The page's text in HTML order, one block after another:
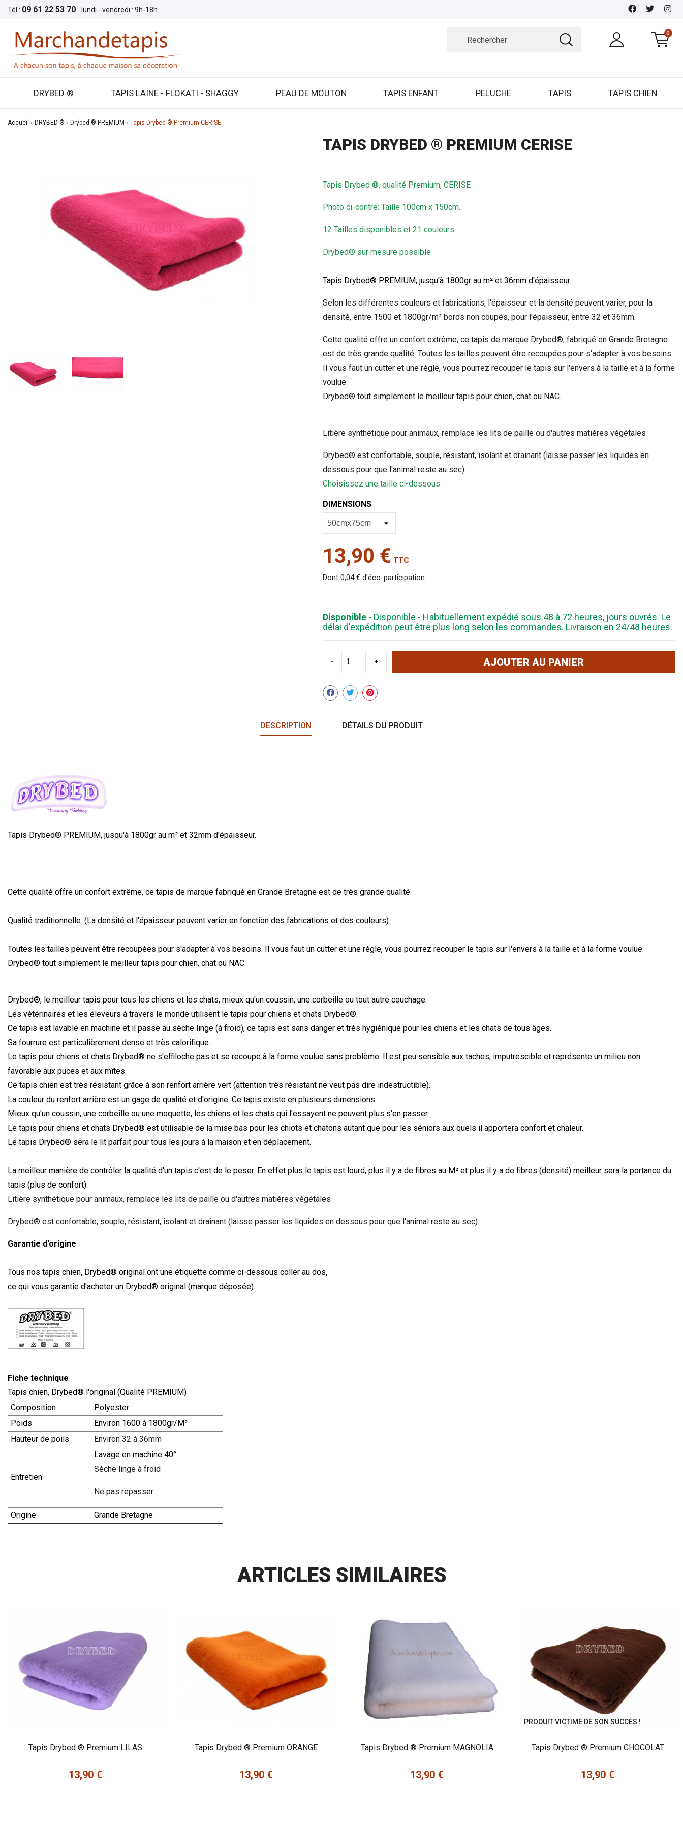
Tél : 09 61 22 53 70 - lundi - vendredi : 9h-18h
0
DRYBED ® TAPIS LAINE - FLOKATI - SHAGGY PEAU DE MOUTON TAPIS ENFANT PELUCHE TAPIS TAPIS CHIEN
Accueil DRYBED ® Drybed ® PREMIUM Tapis Drybed ® Premium CERISE
TAPIS DRYBED ® PREMIUM CERISE
Tapis Drybed ®, qualité Premium, CERISE
Photo ci-contre: Taille 100cm x 150cm.
12 Tailles disponibles et 21 couleurs.
Drybed® sur mesure possible
Tapis Drybed® PREMIUM, jusqu'à 1800gr au m² et 36mm d'épaisseur.
Selon les différentes couleurs et fabrications, l'épaisseur et la densité peuvent varier, pour la
densité, entre 1500 et 1800gr/m² bords non coupés, pour l'épaisseur, entre 32 et 36mm.
Cette qualité offre un confort extrême, ce tapis de marque Drybed®, fabriqué en Grande Bretagne
est de très grande qualité. Toutes les tailles peuvent être recoupées pour s'adapter à vos besoins.
Il vous faut un cutter et une règle, vous pourrez recouper le tapis sur l'envers à la taille et à la forme
voulue.
Drybed® tout simplement le meilleur tapis pour chien, chat ou NAC.
Litière synthétique pour animaux, remplace les lits de paille ou d'autres matières végétales
Drybed® est confortable, souple, résistant, isolant et drainant (laisse passer les liquides en
dessous pour que l'animal reste au sec).
Choisissez une taille ci-dessous
DIMENSIONS
13,90 € TTC
Dont 0,04 € d'éco-participation
Disponible - Disponible - Habituellement expédié sous 48 à 72 heures, jours ouvrés. Le
délai d'expédition peut être plus long selon les commandes. Livraison en 24/48 heures.
- + AJOUTER AU PANIER
Partager
DESCRIPTION DÉTAILS DU PRODUIT
Tapis Drybed® PREMIUM, jusqu'à 1800gr au m² et 32mm d'épaisseur.
Cette qualité offre un confort extrême, ce tapis de marque fabriqué en Grande Bretagne est de très grande qualité.
Qualité traditionnelle. (La densité et l'épaisseur peuvent varier en fonction des fabrications et des couleurs)
Toutes les tailles peuvent être recoupées pour s'adapter à vos besoins. Il vous faut un cutter et une règle, vous pourrez recouper le tapis sur l'envers à la taille et à la forme voulue.
Drybed® tout simplement le meilleur tapis pour chien, chat ou NAC.
Drybed®, le meilleur tapis pour tous les chiens et les chats, mieux qu'un coussin, une corbeille ou tout autre couchage.
Les vétérinaires et les éleveurs à travers le monde utilisent le tapis pour chiens et chats Drybed®.
Ce tapis est lavable en machine et il passe au sèche linge (à froid), ce tapis est sans danger et très hygiénique pour les chiens et les chats de tous âges.
Sa fourrure est particulièrement dense et très calorifique.
Le tapis pour chiens et chats Drybed® ne s'effiloche pas et se recoupe à la forme voulue sans problème. Il est peu sensible aux taches, imputrescible et représente un milieu non
favorable aux puces et aux mîtes.
Ce tapis chien est très résistant grâce à son renfort arrière vert (attention très résistant ne veut pas dire indestructible).
La couleur du renfort arrière est un gage de qualité et d'origine. Ce tapis existe en plusieurs dimensions.
Mieux qu'un coussin, une corbeille ou une moquette, les chiens et les chats qui l'essayent ne peuvent plus s'en passer.
Le tapis pour chiens et chats Drybed® est utilisable de la mise bas pour les chiots et chatons autant que pour les séniors aux quels il apportera confort et chaleur.
Le tapis Drybed® sera le lit parfait pour tous les jours à la maison et en déplacement.
La meilleur manière de contrôler la qualité d'un tapis c'est de le peser. En effet plus le tapis est lourd, plus il y a de fibres au M² et plus il y a de fibres (densité) meilleur sera la portance du
tapis (plus de confort).
Litière synthétique pour animaux, remplace les lits de paille ou d'autres matières végétales
Drybed® est confortable, souple, résistant, isolant et drainant (laisse passer les liquides en dessous pour que l'animal reste au sec).
Garantie d'origine
Tous nos tapis chien, Drybed® original ont une étiquette comme ci-dessous coller au dos,
ce qui vous garantie d'acheter un Drybed® original (marque déposée).
Fiche technique
Tapis chien, Drybed® l'original (Qualité PREMIUM)
Composition
Polyester
Poids
Environ 1600 à 1800gr/M²
Hauteur de poils
Environ 32 à 36mm
Entretien
Lavage en machine 40°
Sèche linge à froid
Ne pas repasser
Origine Grande Bretagne
ARTICLES SIMILAIRES
Tapis Drybed ® Premium LILAS
Prix
13,90 €
Tapis Drybed ® Premium ORANGE
Prix
13,90 €
Tapis Drybed ® Premium MAGNOLIA
Prix
13,90 €
PRODUIT VICTIME DE SON SUCCÈS !
Tapis Drybed ® Premium CHOCOLAT
Prix
13,90 €